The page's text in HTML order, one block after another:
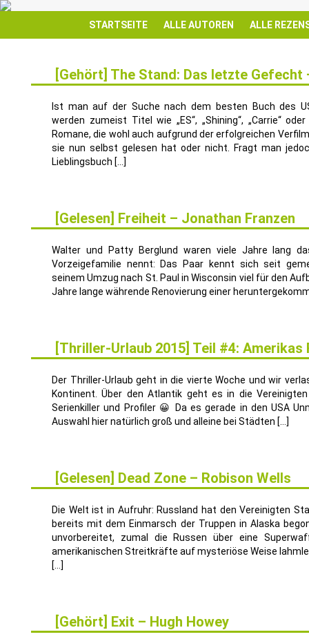
STARTSEITE ALLE AUTOREN ALLE
[Gehört] The Stand: Das letzte Gefecht
Ist man auf der Suche nach dem besten Buch des
werden zumeist Titel wie „ES“, „Shining“, „Carrie“
Romane, die wohl auch aufgrund der erfolgreichen
sie nun selbst gelesen hat oder nicht. Fragt man
Lieblingsbuch […]
[Gelesen] Freiheit – Jonathan Franzen
Walter und Patty Berglund waren viele Jahre lang
Vorzeigefamilie nennt: Das Paar kennt sich seit
seinem Umzug nach St. Paul in Wisconsin viel für den
Jahre lange währende Renovierung einer
[Thriller-Urlaub 2015] Teil #4:
Der Thriller-Urlaub geht in die vierte Woche und wir
Kontinent. Über den Atlantik geht es in die
Serienkiller und Profiler 😀 Da es gerade in den USA
Auswahl hier natürlich groß und alleine bei Städten […]
[Gelesen] Dead Zone – Robison Wells
Die Welt ist in Aufruhr: Russland hat den Vereinigten
bereits mit dem Einmarsch der Truppen in Alaska
unvorbereitet, zumal die Russen über eine
amerikanischen Streitkräfte auf mysteriöse Weise
[…]
[Gehört] Exit – Hugh Howey